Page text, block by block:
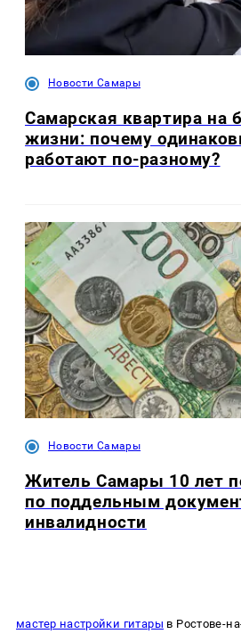
Новости Самары
Самарская квартира на
жизни: почему
работают по-разному?
Новости Самары
Житель Самары 10 лет
по поддельным
инвалидности
мастер настройки гитары в Ростове-